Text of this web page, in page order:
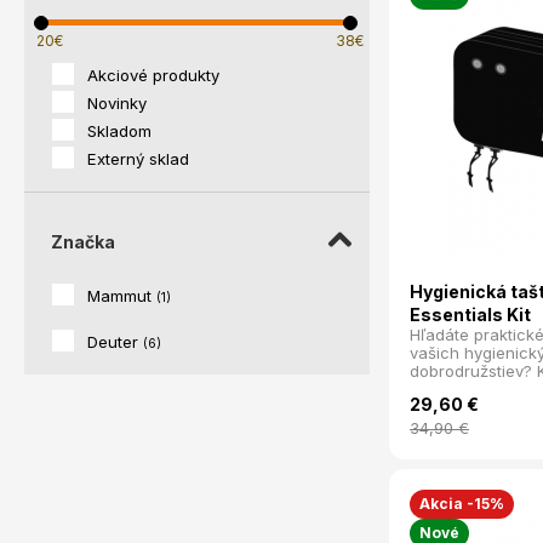
20€ 38€
Akciové produkty
Novinky
Skladom
Externý sklad
Značka
Mammut (1 )
Deuter (6)
Hygienická
Essentials Kit
Hľadáte
vašich
dobrodružstiev?
potrebujete.
zakladajú na
balení, táto
29,60 €
34,90€
Akcia -15%
Nové